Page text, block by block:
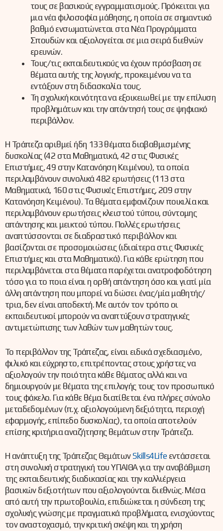
τους σε βασικούς εγγραμματισμούς. Πρόκειται για
μια νέα φιλοσοφία μάθησης, η οποία σε σημαντικό
βαθμό ενσωματώνεται στα Νέα Προγράμματα
Σπουδών και αξιολογείται σε μια σειρά διεθνών
ερευνών.
Τους/τις εκπαιδευτικούς να έχουν πρόσβαση σε
θέματα αυτής της λογικής, προκειμένου να τα
εντάξουν στη διδασκαλία τους.
Τη σχολική κοινότητα να εξοικειωθεί με την επίλυση
προβλημάτων και την απάντησή τους σε ψηφιακό
περιβάλλον.
Η Τράπεζα αριθμεί ήδη 133 θέματα διαβαθμισμένης
δυσκολίας (42 στα Μαθηματικά, 42 στις Φυσικές
Επιστήμες, 49 στην Κατανόηση Κειμένου), τα οποία
περιλαμβάνουν συνολικά 482 ερωτήσεις (113 στα
Μαθηματικά, 160 στις Φυσικές Επιστήμες, 209 στην
Κατανόηση Κειμένου). Τα θέματα εμφανίζουν ποικιλία και
περιλαμβάνουν ερωτήσεις κλειστού τύπου, σύντομης
απάντησης και μεικτού τύπου. Πολλές ερωτήσεις
αναπτύσσονται σε διαδραστικό περιβάλλον και
βασίζονται σε προσομοιώσεις (ιδιαίτερα στις Φυσικές
Επιστήμες και στα Μαθηματικά). Για κάθε ερώτηση που
περιλαμβάνεται στα θέματα παρέχεται ανατροφοδότηση
τόσο για το ποια είναι η ορθή απάντηση όσο και γιατί μία
άλλη απάντηση που μπορεί να δώσει ένας/μία μαθητής/
τρια, δεν είναι αποδεκτή. Με αυτόν τον τρόπο οι
εκπαιδευτικοί μπορούν να αναπτύξουν στρατηγικές
αντιμετώπισης των λαθών των μαθητών τους.
Το περιβάλλον της Τράπεζας, είναι ειδικά σχεδιασμένο,
φιλικό και εύχρηστο, επιτρέποντας στους χρήστες να
αξιολογούν την ποιότητα κάθε θέματος αλλά και να
δημιουργούν με θέματα της επιλογής τους τον προσωπικό
τους φάκελο. Για κάθε θέμα διατίθεται ένα πλήρες σύνολο
μεταδεδομένων (π.χ. αξιολογούμενη δεξιότητα, περιοχή
εφαρμογής, επίπεδο δυσκολίας), τα οποία αποτελούν
επίσης κριτήρια αναζήτησης θεμάτων στην Τράπεζα.
Η ανάπτυξη της Τράπεζας Θεμάτων Skills4Life εντάσσεται
στη συνολική στρατηγική του ΥΠΑΙΘΑ για την αναβάθμιση
της εκπαιδευτικής διαδικασίας και την καλλιέργεια
βασικών δεξιοτήτων που αξιολογούνται διεθνώς. Μέσα
από αυτή την πρωτοβουλία, επιδιώκεται η σύνδεση της
σχολικής γνώσης με πραγματικά προβλήματα, ενισχύοντας
τον αναστοχασμό, την κριτική σκέψη και τη χρήση